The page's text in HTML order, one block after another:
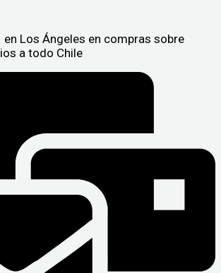
Los Ángeles en compras sobre
a todo Chile